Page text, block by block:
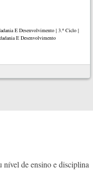
E Desenvolvimento | 3.º Ciclo |
E Desenvolvimento
nível de ensino e disciplina